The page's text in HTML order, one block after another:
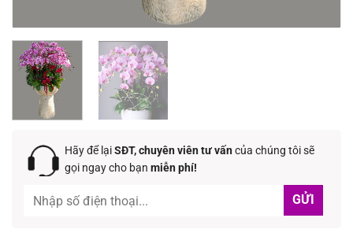
Hãy để lạiSĐT, chuyên viên tư vấncủa chúng tôi sẽ
gọi ngay cho bạn miễn phí!